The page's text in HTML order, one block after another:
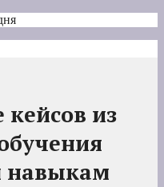
кейсов из
навыкам